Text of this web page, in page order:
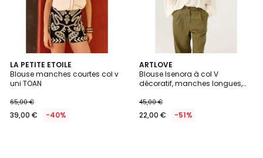
LA PETITE ETOILE
Blouse manches courtes col v
uni TOAN
65,00 €
39,00 € -40%
ARTLOVE
Blouse Isenora à col V
décoratif, manches longues,
45,00 €
22,00 € -51%